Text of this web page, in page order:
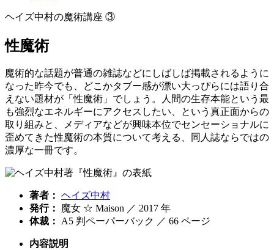
ヘイズ中村の魔術講座 ③
性魔術
魔術的な話題が普通の雑誌などにしばしば掲載されるように
なった昨今でも、どこかタブー感が漂い大っぴらには語り合
えない題材が「性魔術」でしょう。人間の生存本能という最
も強烈なエネルギーにアクセスしたい、という真正面からの
取り組みと、メディアなどが興味本位でセンセーショナルに
歪めてきた性魔術の本質について考える、同人誌ならではの
濃厚な一冊です。
著者： ヘイズ中村
発行： 魔女 ☆ Maison ／ 2017 年
体裁： A5 判ペーパーバック ／ 66 ページ
内容説明